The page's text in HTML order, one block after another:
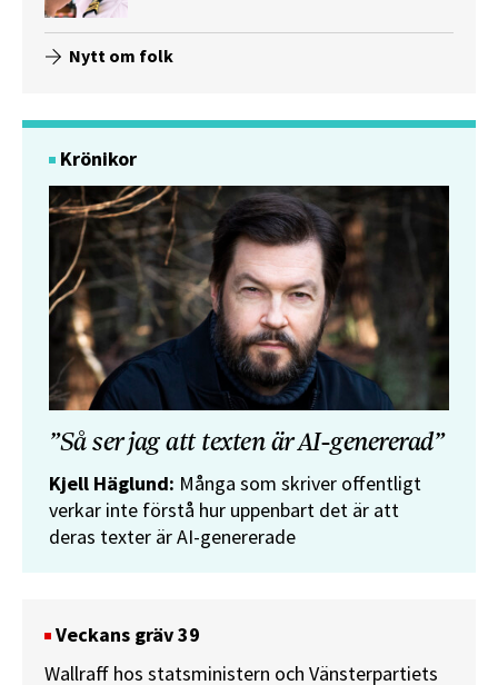
Nytt om folk
Krönikor
”Så ser jag att texten är AI-genererad”
Kjell Häglund: Många som skriver offentligt
verkar inte förstå hur uppenbart det är att
deras texter är AI-genererade
Veckans gräv 39
Wallraff hos statsministern och Vänsterpartiets